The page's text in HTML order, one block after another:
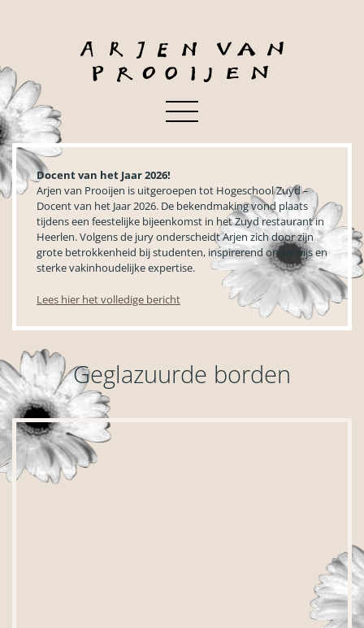
Docent van het Jaar 2026!
Arjen van Prooijen is uitgeroepen tot Hogeschool Zuyd –
Docent van het Jaar 2026. De bekendmaking vond plaats
tijdens een feestelijke bijeenkomst in het Zuyd restaurant in
Heerlen. Volgens de jury onderscheidt Arjen zich door zijn
grote betrokkenheid bij studenten, inspirerend onderwijs en
sterke vakinhoudelijke expertise.
Lees hier het volledige bericht
Geglazuurde borden